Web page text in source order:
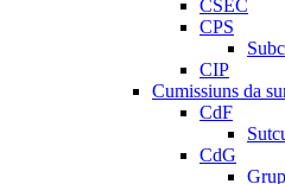
CSEC
CPS
CIP
Cumissiuns da
CdF
CdG